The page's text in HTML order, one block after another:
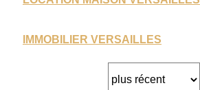
IMMOBILIER VERSAILLES